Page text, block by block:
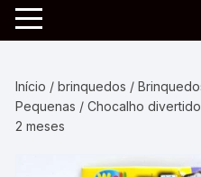
Início /brinquedos /
Pequenas / Chocalho
2 meses